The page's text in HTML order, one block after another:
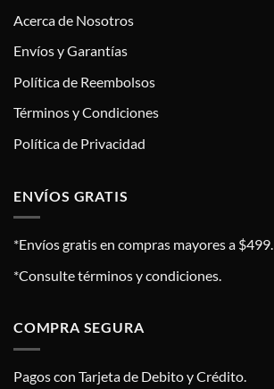
Acerca de Nosotros
Envíos y Garantías
Política de Reembolsos
Términos y Condiciones
Política de Privacidad
ENVÍOS GRATIS
*Envíos gratis en compras mayores a $499.
*Consulte términos y condiciones.
COMPRA SEGURA
Pagos con Tarjeta de Debito y Crédito.